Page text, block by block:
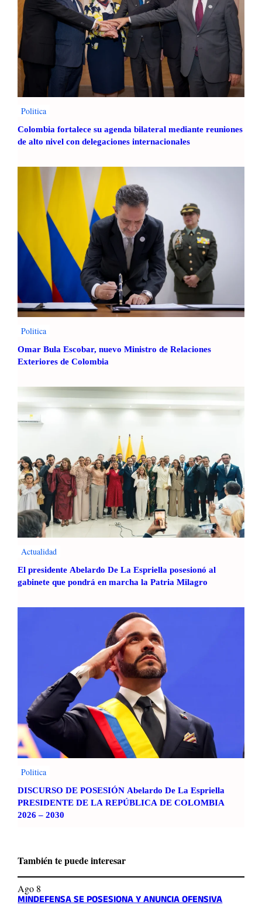
Politica
Colombia fortalece su agenda bilateral mediante reuniones
de alto nivel con delegaciones internacionales
Politica
Omar Bula Escobar, nuevo Ministro de Relaciones
Exteriores de Colombia
Actualidad
El presidente Abelardo De La Espriella posesionó al
gabinete que pondrá en marcha la Patria Milagro
Politica
DISCURSO DE POSESIÓN Abelardo De La Espriella
PRESIDENTE DE LA REPÚBLICA DE COLOMBIA
2026 – 2030
También te puede interesar
Ago 8
MINDEFENSA SE POSESIONA Y ANUNCIA OFENSIVA